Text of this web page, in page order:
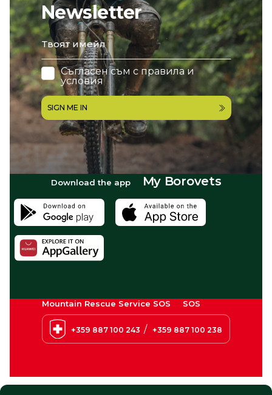
Newsletter
email
Съгласен съм с правила и
условия
SIGN ME IN
Download the app My Borovets
Mountain Rescue Service SOS SOS
+359 887 100 243 / +359 887 100 238